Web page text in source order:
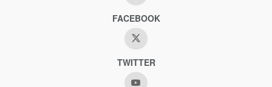
FACEBOOK
TWITTER